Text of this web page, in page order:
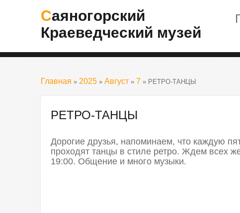
Саяногорский
Краеведческий музей
Главная » 2025 » Август » 7 » РЕТРО-ТАНЦЫ
РЕТРО-ТАНЦЫ
Дорогие друзья, напоминаем, что каждую
проходят танцы в стиле ретро. Ждем всех
19:00. Общение и много музыки.